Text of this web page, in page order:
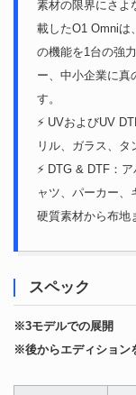
素材の限界にさよ
載したO1 Omniは
の機能を1台の強
ー、中小企業に真
す。
⚡ UVおよびUV
リル、ガラス、タ
⚡ DTG & DTF：
ャツ、パーカー、
硬質素材から布地
スペック
※3モデルでの展開
※後からエディション